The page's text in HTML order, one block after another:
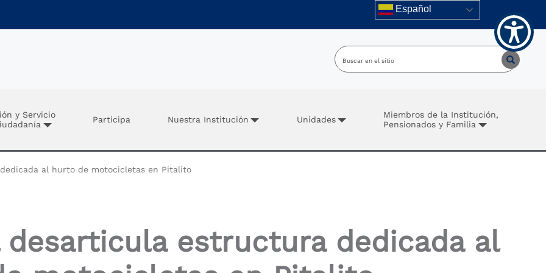
Español
y Servicio
Participa Nuestra Institución Unidades
Miembros de la Institución,
Pensionados y Familia
al hurto de motocicletas en Pitalito
desarticula estructura dedicada al